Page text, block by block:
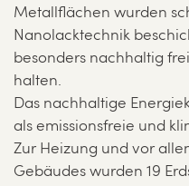
Metallflächen wurden
Nanolacktechnik
besonders nachhaltig
halten.
Das nachhaltige
als emissionsfreie und
Zur Heizung und vor
Gebäudes wurden 19